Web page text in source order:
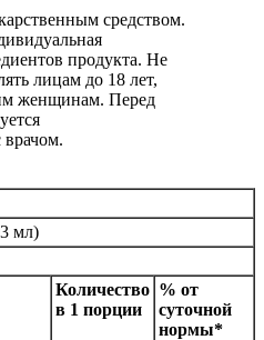
средством.
продукта. Не
лицам до 18 лет,
женщинам. Перед
врачом.
мл)
Количество
в 1 порции
% от
суточной
нормы*